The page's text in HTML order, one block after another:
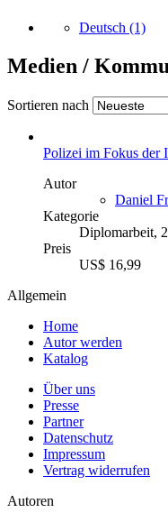
Deutsch (1)
Medien /
Sortieren nach
Polizei im Fokus der
Autor
Daniel
Kategorie
Diplomarbeit,
Preis
US$ 16,99
Allgemein
Home
Autor werden
Katalog
Über uns
Presse
Partner
Datenschutz
Impressum
Vertrag widerrufen
Autoren